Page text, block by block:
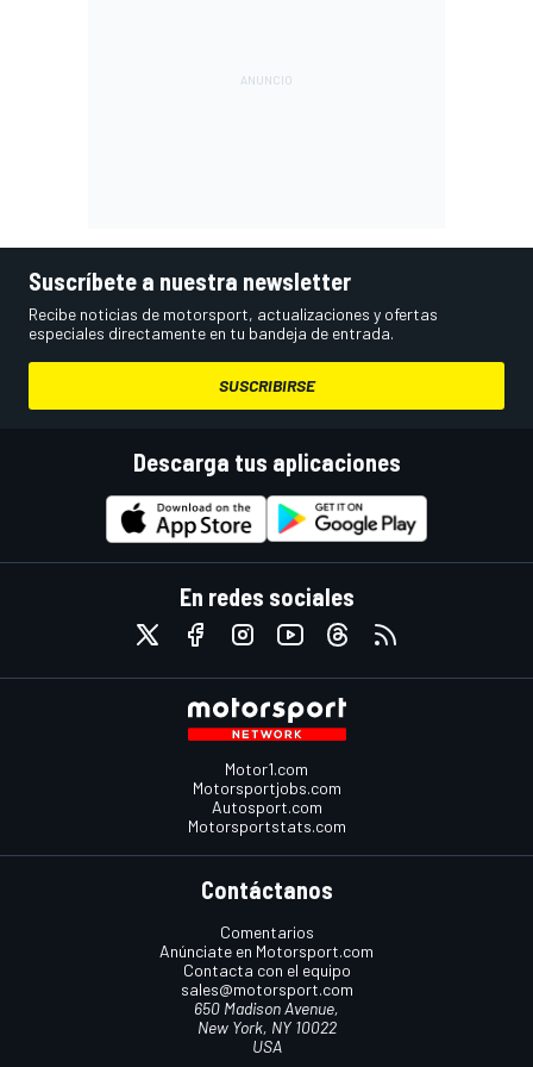
Suscríbete a nuestra newsletter
Recibe noticias de motorsport, actualizaciones y ofertas
especiales directamente en tu bandeja de entrada.
SUSCRIBIRSE
Descarga tus aplicaciones
En redes sociales
Motor1.com
Motorsportjobs.com
Autosport.com
Motorsportstats.com
Contáctanos
Comentarios
Anúnciate en Motorsport.com
Contacta con el equipo
sales@motorsport.com
650 Madison Avenue,
New York, NY 10022
USA